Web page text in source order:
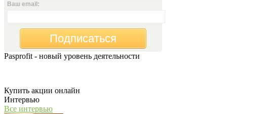
Ваш email:
Подписаться
Pasprofit - новый уровень деятельности
Купить акции онлайн
Интервью
Все интервью